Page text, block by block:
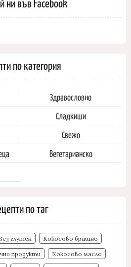
по категория
Здравословно
Сладкиши
Свежо
Вегетарианско
по таг
глутен Кокосово брашно
продукти Кокосово масло